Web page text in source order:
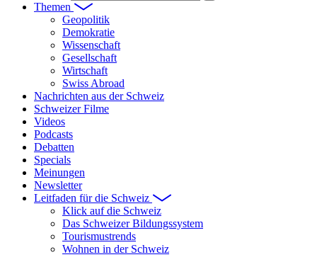
Themen
Geopolitik
Demokratie
Wissenschaft
Gesellschaft
Wirtschaft
Swiss Abroad
Nachrichten aus der Schweiz
Schweizer Filme
Videos
Podcasts
Debatten
Specials
Meinungen
Newsletter
Leitfaden für die Schweiz
Klick auf die Schweiz
Das Schweizer Bildungssystem
Tourismustrends
Wohnen in der Schweiz